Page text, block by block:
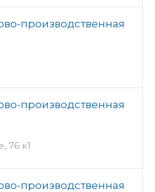
производственная
производственная
76 к1
производственная